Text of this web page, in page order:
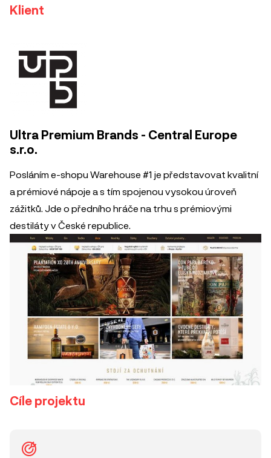
Klient
Ultra Premium Brands - Central Europe
s.r.o.
Posláním e-shopu Warehouse #1 je představovat kvalitní
a prémiové nápoje a s tím spojenou vysokou úroveň
zážitků. Jde o předního hráče na trhu s prémiovými
destiláty v České republice.
Cíle projektu